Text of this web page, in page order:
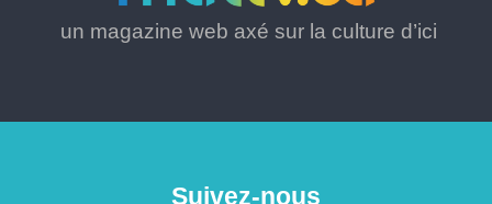
un magazine web axé sur la culture d’ici
Suivez-nous